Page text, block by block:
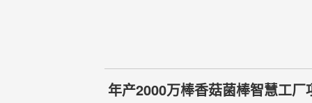
年产2000万棒香菇菌棒智慧工厂